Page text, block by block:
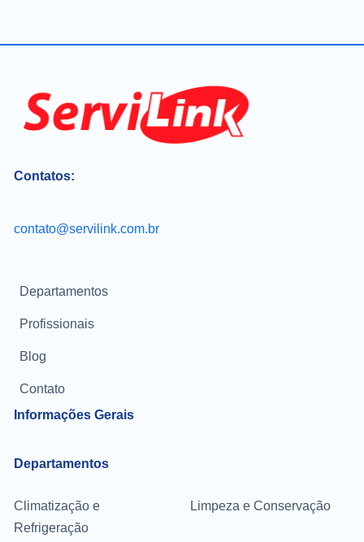
Contatos:
contato@servilink.com.br
Informações Gerais
Departamentos
Profissionais
Blog
Contato
Departamentos
Climatização e
Refrigeração
Limpeza e Conservação